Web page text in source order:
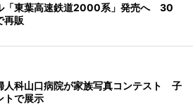
「東葉高速鉄道2000系」発売へ 30
再販
人科山口病院が家族写真コンテスト 子
トで展示